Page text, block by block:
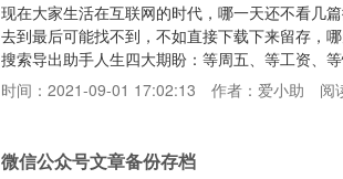
现在大家生活在互联网的时代，哪一天还不看几
去到最后可能找不到，不如直接下载下来留存，
搜索导出助手人生四大期盼：等周五、等工资、
件链接：https://d.xbw0.com/ptxOon软件功能很
个软件，小编为了大家熟练掌握它，也是煞费苦
时间：2021-09-01 17:02:13 作者：爱小助 阅
微信公众号文章备份存档